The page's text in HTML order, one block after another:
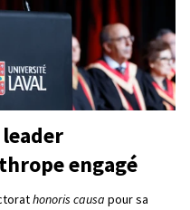
engagé
honoris causa pour sa